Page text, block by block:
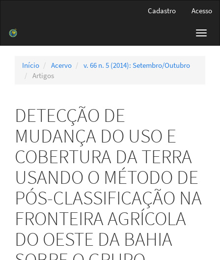
Barra
Cadastro Acesso
Início Acervo
v. 66 n. 5 (2014): Setembro/Outubro
Artigos
DETECÇÃO DE
MUDANÇA DO USO E
COBERTURA DA TERRA
USANDO O MÉTODO DE
PÓS-CLASSIFICAÇÃO NA
FRONTEIRA AGRÍCOLA
DO OESTE DA BAHIA